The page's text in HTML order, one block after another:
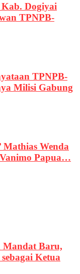
Dogiyai
TPNPB-
TPNPB-
Milisi Gabung
Mathias Wenda
Papua…
Mandat Baru,
Ketua